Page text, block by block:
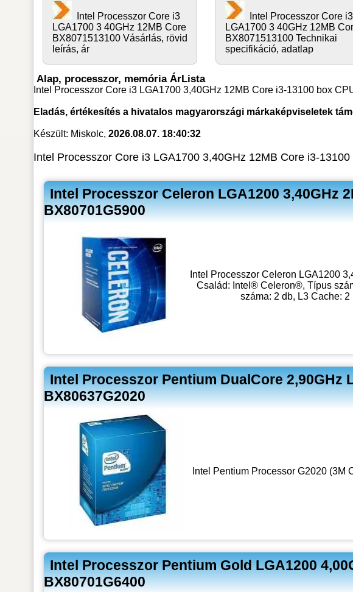
Intel Processzor Core i3
LGA1700 3 40GHz 12MB Core
BX8071513100 Vásárlás, rövid
leírás, ár
Intel Processzor Core i3
LGA1700 3 40GHz 12MB
BX8071513100 Technikai
specifikáció, adatlap
Alap, processzor, memória ÁrLista
Intel Processzor Core i3 LGA1700 3,40GHz 12MB Core i3-13100 box
Eladás, értékesítés a hivatalos magyarországi márkaképviseletek
Készült: Miskolc, 2026.08.07. 18:40:32
Intel Processzor Core i3 LGA1700 3,40GHz 12MB Core i3-
Intel Processzor Celeron LGA1200 3,40GHz
BX80701G5900
Intel Processzor Celeron LGA1200
Család: Intel® Celeron®, Típus
száma: 2 db, L3 Cache:
Intel Processzor Pentium DualCore 2,90GHz
BX80637G2020
Intel Pentium Processor G2020 (3M
Intel Processzor Pentium Gold LGA1200
BX80701G6400